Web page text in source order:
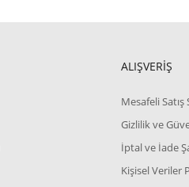
ALIŞVERİŞ
Mesafeli Satış
Gizlilik ve
İptal ve İade
Kişisel Veriler